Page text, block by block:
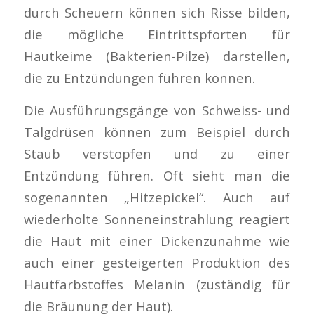
durch Scheuern können sich Risse bilden,
die mögliche Eintrittspforten für
Hautkeime (Bakterien-Pilze) darstellen,
die zu Entzündungen führen können.
Die Ausführungsgänge von Schweiss- und
Talgdrüsen können zum Beispiel durch
Staub verstopfen und zu einer
Entzündung führen. Oft sieht man die
sogenannten „Hitzepickel“. Auch auf
wiederholte Sonneneinstrahlung reagiert
die Haut mit einer Dickenzunahme wie
auch einer gesteigerten Produktion des
Hautfarbstoffes Melanin (zuständig für
die Bräunung der Haut).